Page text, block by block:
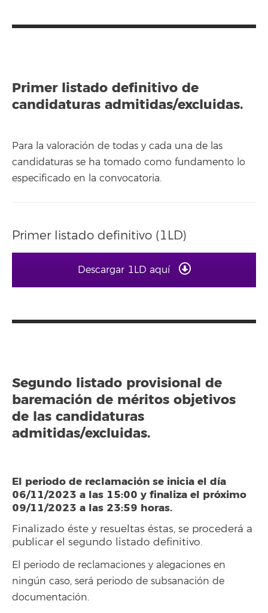
Primer listado definitivo de
candidaturas admitidas/excluidas.
Para la valoración de todas y cada una de las
candidaturas se ha tomado como fundamento lo
especificado en la convocatoria.
Primer listado definitivo (1LD)
Descargar 1LD aquí
Segundo listado provisional de
baremación de méritos objetivos
de las candidaturas
admitidas/excluidas.
El periodo de reclamación se inicia el día
06/11/2023 a las 15:00 y finaliza el próximo
09/11/2023 a las 23:59 horas.
Finalizado éste y resueltas éstas, se procederá a
publicar el segundo listado definitivo.
El periodo de reclamaciones y alegaciones en
ningún caso, será periodo de subsanación de
documentación.